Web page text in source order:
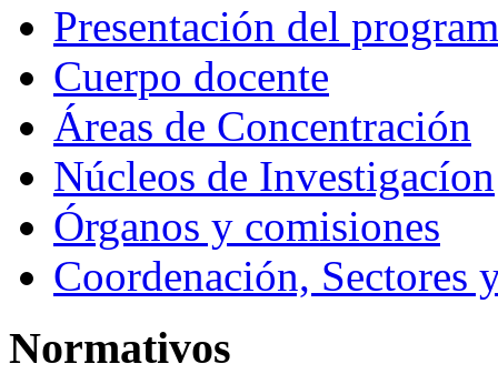
Presentación del
Cuerpo docente
Áreas de Concentración
Núcleos de Investigacíon
Órganos y comisiones
Coordenación, Sectores
Normativos